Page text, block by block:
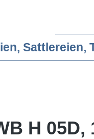
Sattlereien,
H 05D,